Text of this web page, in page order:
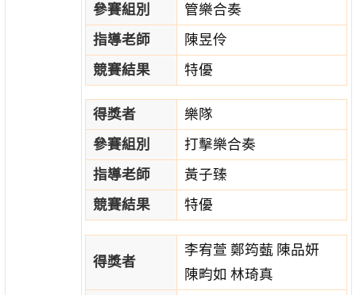
參賽組別
管樂合奏
指導老師
陳昱伶
競賽結果
特優
得獎者
樂隊
參賽組別
打擊樂合奏
指導老師
黃子臻
競賽結果
特優
得獎者
李宥萱 鄭筠薽 陳品妍
陳畇如 林琦真